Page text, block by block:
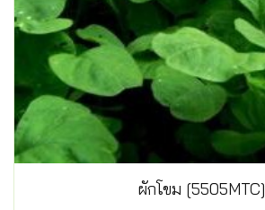
ผักโขม [5505MTC]